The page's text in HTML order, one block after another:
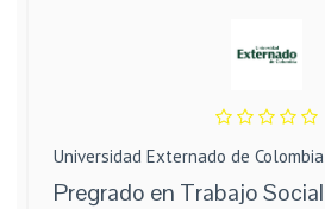
Universidad Externado de Colombia
Pregrado en Trabajo Social